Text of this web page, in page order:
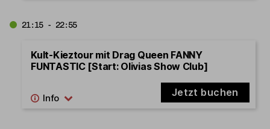
21:15 - 22:55
Kult-Kieztour mit Drag Queen FANNY
FUNTASTIC [Start: Olivias Show Club]
Jetzt buchen